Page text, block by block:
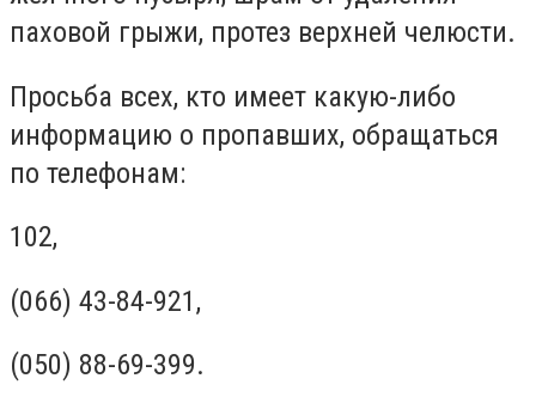
паховой грыжи, протез верхней челюсти.
Просьба всех, кто имеет какую-либо
информацию о пропавших, обращаться
по телефонам:
102,
(066) 43-84-921,
(050) 88-69-399.